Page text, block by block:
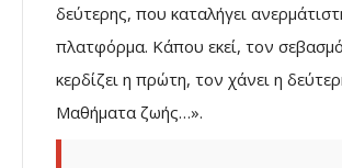
δεύτερης, που καταλήγει
πλατφόρμα. Κάπου εκεί, τον
κερδίζει η πρώτη, τον χάνει η
Μαθήματα ζωής…».